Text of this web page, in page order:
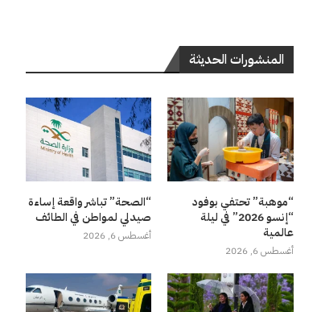
المنشورات الحديثة
“موهبة” تحتفي بوفود
“إنسو 2026” في ليلة
عالمية
أغسطس 6, 2026
“الصحة” تباشر واقعة إساءة
صيدلي لمواطن في الطائف
أغسطس 6, 2026